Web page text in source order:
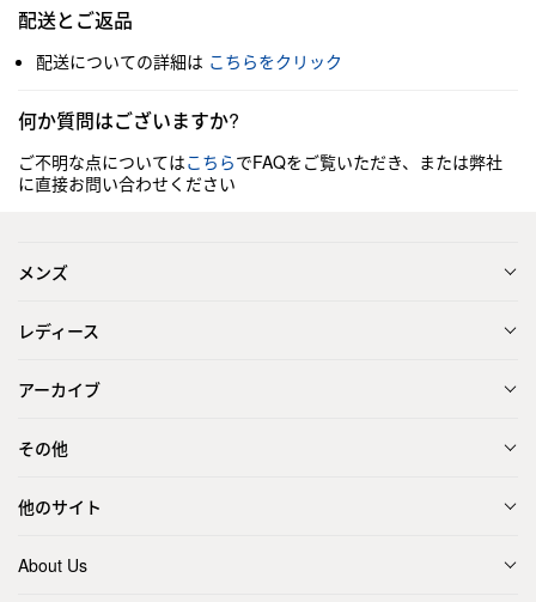
配送とご返品
配送についての詳細は こちらをクリック
何か質問はございますか?
ご不明な点についてはこちらでFAQをご覧いただき、または弊社
に直接お問い合わせください
メンズ
レディース
アーカイブ
その他
他のサイト
About Us